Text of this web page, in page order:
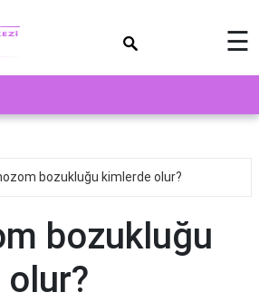
☰
bozukluğu kimlerde olur?
bozukluğu